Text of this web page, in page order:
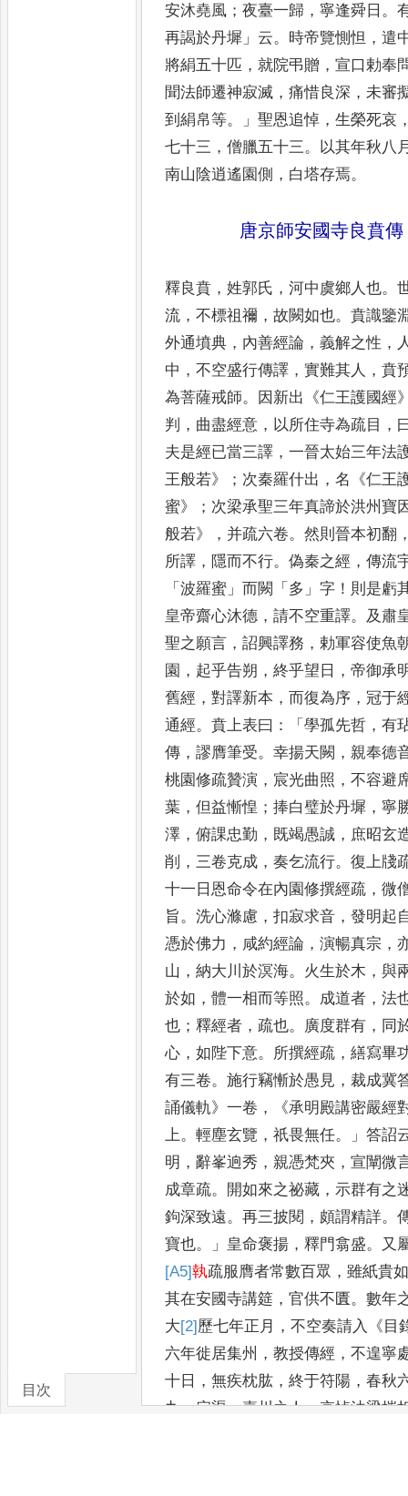
目次
安沐堯風 ；夜臺一歸 ，寧逢舜日 。
再謁於丹墀 」 云。 時帝覽惻怛 ，遣
將絹五十匹 ， 就院弔贈 ，宣口勅奉
聞法師遷神寂滅 ，痛惜良深 ， 未審
到絹帛等。」聖恩追悼 ，生榮死哀
七十三 ，僧臘五十三。
以其年秋八
南山陰逍遙園側 ， 白塔存焉。
唐京師安國寺良賁傳
釋良賁 ，姓郭氏 ，河中虞鄉人也。
流 ，不標祖禰 ，故闕如也。賁識鑒
外通墳典 ， 內善經論 ，義解之性 ，
中 ，不空盛行傳譯 ，實難其人 ，賁
為菩薩戒師。 因新出 《仁王護國經
判 ， 曲盡經意 ， 以所住寺為疏目 ，
夫是經已當三譯 ，一晉太始三年法
王般若》； 次秦羅什出 ，名 《仁王
蜜》； 次梁承聖三年真諦於洪州寶
般若》， 并疏六卷。然則晉本初翻
所譯 ， 隱而不行。偽秦之經 ，傳流
「波羅蜜 」而闕 「 多 」字 ！ 則是虧
皇帝齋心沐德 ，請不空重譯。 及肅
聖之願言 ，詔興譯務 ，勅軍容使魚
園 ， 起乎告朔 ，終乎望日 ，帝御承
舊經 ，對譯新本 ，而復為序 ， 冠于
通經。賁上表曰 ：「學孤先哲 ，有
傳 ，謬膺筆受。幸揚天闕 ，親奉德
桃園修疏贊演 ， 宸光曲照 ，不容避
葉 ，但益慚惶 ；捧白璧於丹墀 ，寧
澤 ，俯課忠勤 ， 既竭愚誠 ， 庶昭玄
削 ，三卷克成 ，奏乞流行。復上牋
十一日恩命令在內園修撰經疏 ，微
旨。洗心滌慮 ，扣寂求音 ，發明起
憑於佛力 ， 咸約經論 ，演暢真宗 ，
山 ，納大川於溟海。 火生於木 ，與
於如 ，體一相而等照。 成道者 ，法
也 ；釋經者 ， 疏也。 廣度群有 ， 同
心 ，如陛下意。 所撰經疏 ，繕寫畢
有三卷。施行竊慚於愚見 ，裁成冀
誦儀軌》一卷 ，《承明殿講密嚴經
上。輕塵玄覽 ，祇畏無任。」答詔
明 ，辭峯逈秀 ，親憑梵夾 ，宣闡微
成章疏。 開如來之祕藏 ，示群有之
鉤深致遠。再三披閱 ， 頗謂精詳。
寶也。」 皇命褒揚 ，釋門翕盛。
又
[A5]執疏服膺者常數百眾 ，雖紙貴
其在安國寺講筵 ，官供不匱。數年
大[2]歷七年正月 ，不空奏請入 《 目
六年徙居集州 ，教授傳經 ，不遑寧
十日 ，無疾枕肱 ，終于符陽 ，春秋
九。宕渠、嘉川之人，哀悼法梁摧